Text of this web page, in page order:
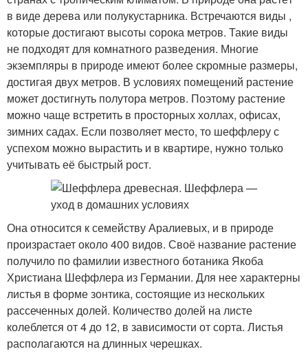
в виде дерева или полукустарника. Встречаются виды ,
которые достигают высоты сорока метров. Такие виды
не подходят для комнатного разведения. Многие
экземпляры в природе имеют более скромные размеры,
достигая двух метров. В условиях помещений растение
может достигнуть полутора метров. Поэтому растение
можно чаще встретить в просторных холлах, офисах,
зимних садах. Если позволяет место, то шеффлеру с
успехом можно вырастить и в квартире, нужно только
учитывать её быстрый рост.
Она относится к семейству Аралиевых, и в природе
произрастает около 400 видов. Своё название растение
получило по фамилии известного ботаника Якоба
Христиана Шеффлера из Германии. Для нее характерны
листья в форме зонтика, состоящие из нескольких
рассеченных долей. Количество долей на листе
колеблется от 4 до 12, в зависимости от сорта. Листья
располагаются на длинных черешках.